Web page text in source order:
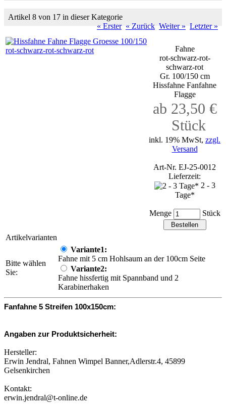
Artikel 8 von 17 in dieser Kategorie
« Erster « Zurück Weiter » Letzter »
Fahne
rot-schwarz-rot-
schwarz-rot
Gr. 100/150 cm
Hissfahne Fanfahne
Flagge
ab 23,50 €
Stück
inkl. 19% MwSt, zzgl.
Versand
Art-Nr. EJ-25-0012
Lieferzeit:
2 - 3
Tage*
Menge Stück
Artikelvarianten
Bitte wählen
Sie:
Variante1:
Fahne mit 5 cm Hohlsaum an der 100cm Seite
Variante2:
Fahne hissfertig mit Spannband und 2
Karabinerhaken
Fanfahne 5 Streifen 100x150cm:
Angaben zur Produktsicherheit:
Hersteller:
Erwin Jendral, Fahnen Wimpel Banner,Adlerstr.4, 45899
Gelsenkirchen
Kontakt:
erwin.jendral@t-online.de